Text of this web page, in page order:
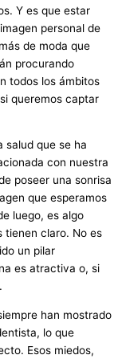
Y es que estar
personal de
de moda que
procurando
todos los ámbitos
queremos captar
salud que se ha
con nuestra
poseer una sonrisa
que esperamos
luego, es algo
tienen claro. No es
un pilar
es atractiva o, si
han mostrado
lo que
Esos miedos,